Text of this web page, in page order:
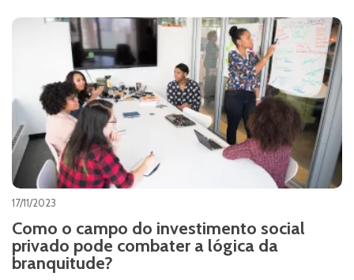
17/11/2023
Como o campo do investimento social
privado pode combater a lógica da
branquitude?